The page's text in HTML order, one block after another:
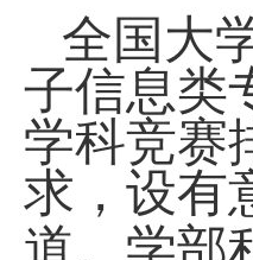
全国大
子信息类
学科竞赛
求，设有
道。学部